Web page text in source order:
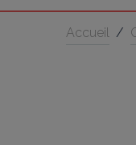
Accueil /